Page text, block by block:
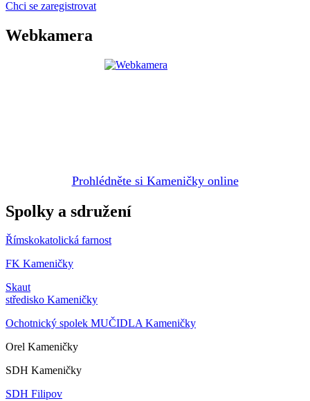
Chci se zaregistrovat
Webkamera
Prohlédněte si Kameničky online
Spolky a sdružení
Římskokatolická farnost
FK Kameničky
Skaut
středisko Kameničky
Ochotnický spolek MUČIDLA Kameničky
Orel Kameničky
SDH Kameničky
SDH Filipov